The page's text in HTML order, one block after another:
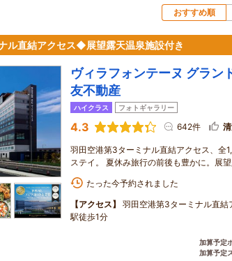
おすすめ順
ル直結アクセス◆展望露天温泉施設付き
ヴィラフォンテーヌ グラン
友不動産
ハイクラス フォトギャラリー
4.3 642件
羽田空港第3ターミナル直結アクセス、全
ステイ。 夏休み旅行の前後も豊かに。展
たった今予約されました
【アクセス】
羽田空港第3ターミナル直
駅徒歩1分
加算予定
加算予定